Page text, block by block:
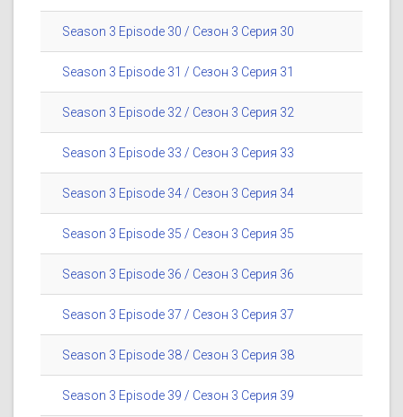
Season 3 Episode 30 / Сезон 3 Серия 30
Season 3 Episode 31 / Сезон 3 Серия 31
Season 3 Episode 32 / Сезон 3 Серия 32
Season 3 Episode 33 / Сезон 3 Серия 33
Season 3 Episode 34 / Сезон 3 Серия 34
Season 3 Episode 35 / Сезон 3 Серия 35
Season 3 Episode 36 / Сезон 3 Серия 36
Season 3 Episode 37 / Сезон 3 Серия 37
Season 3 Episode 38 / Сезон 3 Серия 38
Season 3 Episode 39 / Сезон 3 Серия 39